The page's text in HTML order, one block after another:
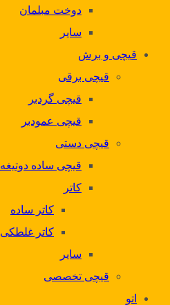
دوخت مبلمان
سایر
قیچی و برش
قیچی برقی
قیچی گردبر
قیچی عمودبر
قیچی دستی
قیچی ساده دوتیغه
کاتر
کاتر ساده
کاتر غلطکی
سایر
قیچی تخصصی
اتو